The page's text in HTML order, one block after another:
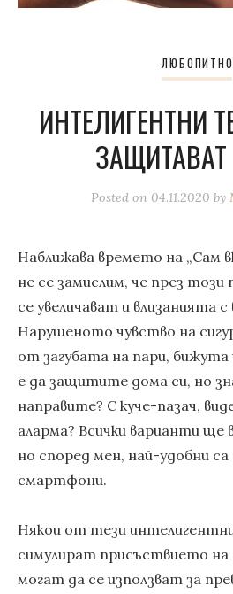
ЛЮБОПИТНО
ИНТЕЛИГЕНТНИ
Posted on 04.11.2020 by
Наближава времето на „Сам
не се замислим, че през
се увеличават и влизанията
Нарушеното чувство на
от загубата на пари, бижута
е да защитите дома си, но
направите? С куче-пазач,
аларма? Всички варианти ще
но според мен, най-удобни
смартфони.
Някои от тези
симулират присъствието
могат да се използват за